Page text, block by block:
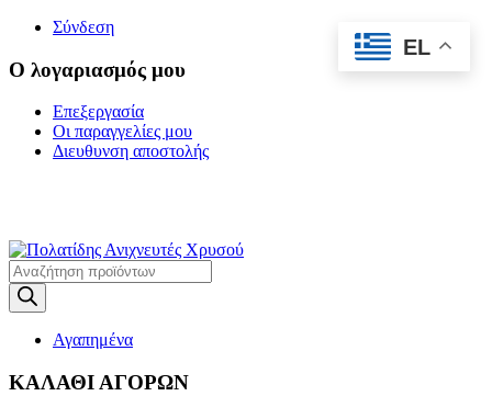
Σύνδεση
Ο λογαριασμός μου
Επεξεργασία
Οι παραγγελίες μου
Διευθυνση αποστολής
Products
search
Αγαπημένα
ΚΑΛΑΘΙ ΑΓΟΡΩΝ
EL